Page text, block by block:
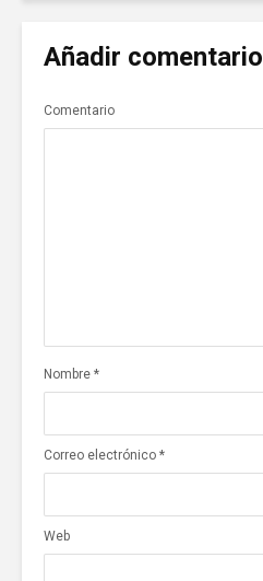
Añadir comentario
Comentario
Nombre *
Correo electrónico *
Web